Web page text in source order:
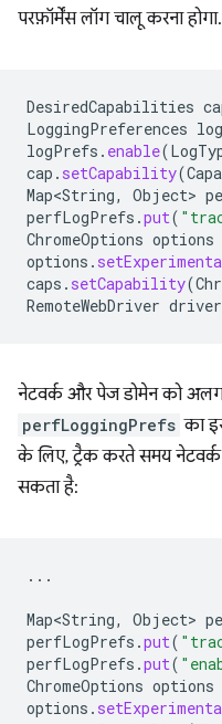
परफ़ॉर्मेंस लॉग चालू करना होगा.
DesiredCapabilities
LoggingPreferences
logPrefs . enable(
cap . setCapability(
Map<String, Object>
perfLogPrefs .put(
ChromeOptions options
options .
caps . setCapability(
RemoteWebDriver driver
नेटवर्क और पेज डोमेन को
perfLoggingPrefs का
के लिए, ट्रैक करते समय नेटवर्क
सकता है:
...
Map<String, Object>
perfLogPrefs .put(
perfLogPrefs .put(
ChromeOptions options
options .